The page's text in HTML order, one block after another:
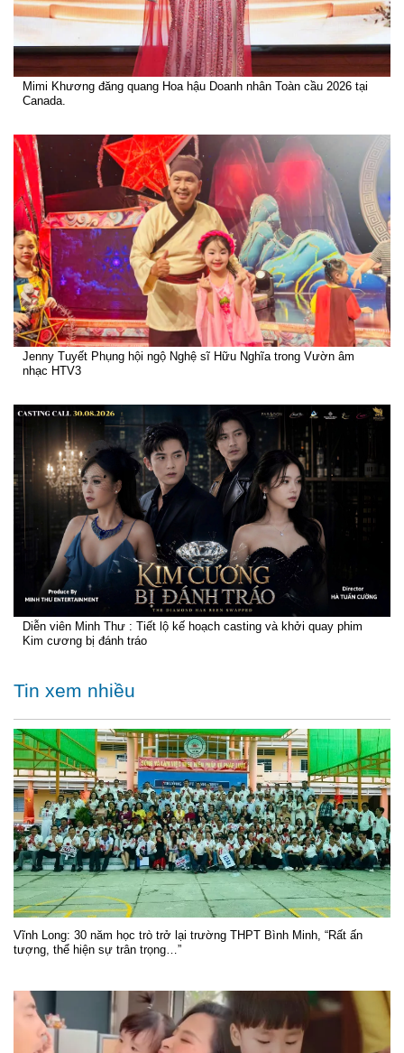
Mimi Khương đăng quang Hoa hậu Doanh nhân Toàn cầu 2026 tại
Canada.
Jenny Tuyết Phụng hội ngộ Nghệ sĩ Hữu Nghĩa trong Vườn âm
nhạc HTV3
Diễn viên Minh Thư : Tiết lộ kế hoạch casting và khởi quay phim
Kim cương bị đánh tráo
Tin xem nhiều
Vĩnh Long: 30 năm học trò trở lại trường THPT Bình Minh, “Rất ấn
tượng, thể hiện sự trân trọng…”